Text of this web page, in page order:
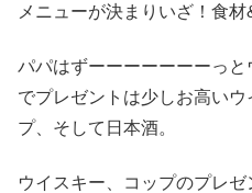
メニューが決まりいざ！食
パパはずーーーーーーーっ
でプレゼントは少しお高い
プ、そして日本酒。
ウイスキー、コップのプレ